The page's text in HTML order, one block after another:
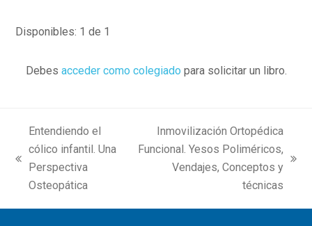
Disponibles: 1 de 1
Debes acceder como colegiado para solicitar un libro.
previous
post:
Entendiendo el
cólico infantil. Una
Perspectiva
Osteopática
Inmovilización Ortopédica
Funcional. Yesos Poliméricos,
Vendajes, Conceptos y
técnicas